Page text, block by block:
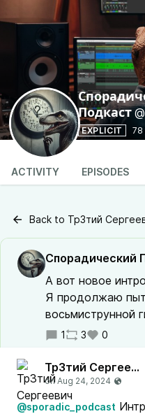
Подкаст
EXPLICIT 78
ACTIVITY EPISODES
Back to Тр3тий
Спорадический
А вот новое
Я продолжаю
восьмиструнной
1 3 0
Тр3тий Сергеевич
@sporadic_podcast